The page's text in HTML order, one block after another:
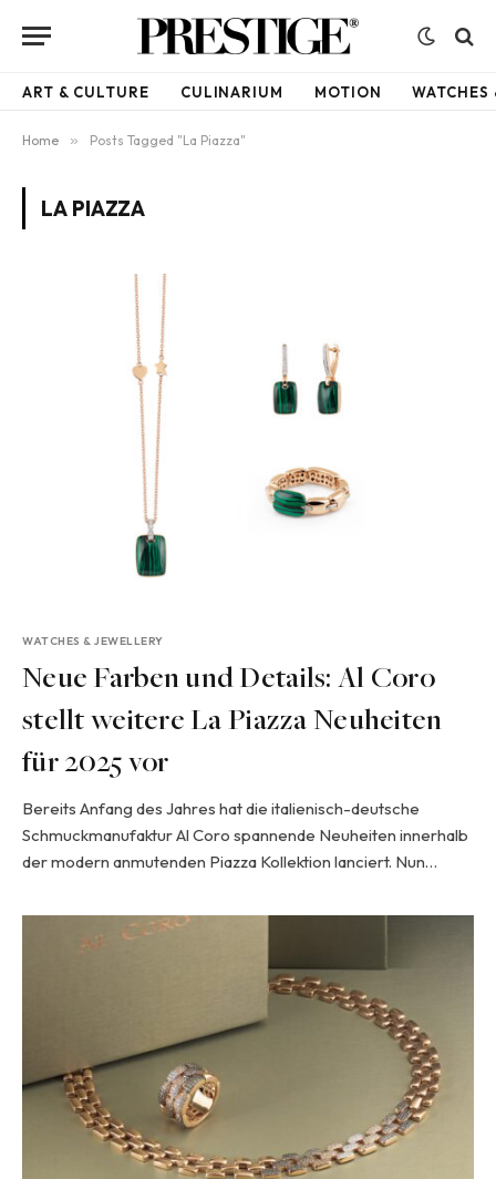
ART & CULTURE CULINARIUM MOTION WATCHES
Home » Posts Tagged "La Piazza"
LA PIAZZA
WATCHES & JEWELLERY
Neue Farben und Details: Al Coro
stellt weitere La Piazza Neuheiten
für 2025 vor
Bereits Anfang des Jahres hat die italienisch-deutsche
Schmuckmanufaktur Al Coro spannende Neuheiten innerhalb
der modern anmutenden Piazza Kollektion lanciert. Nun…